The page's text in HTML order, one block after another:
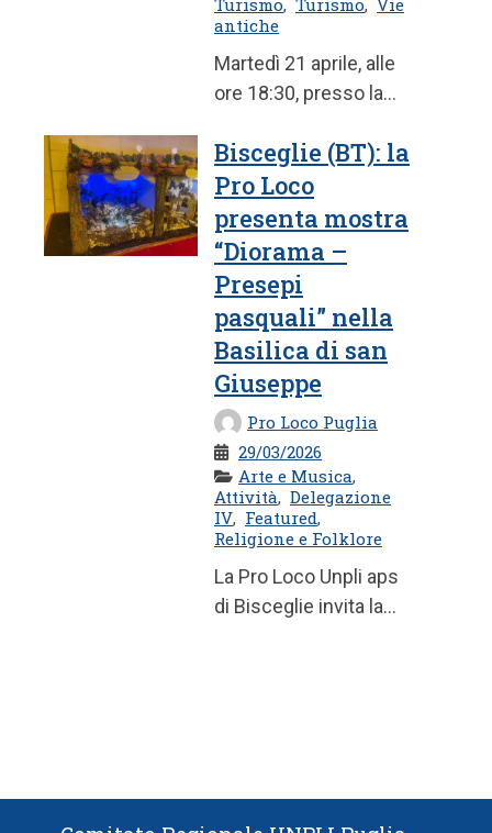
Turismo, Turismo, Vie
antiche
Martedì 21 aprile, alle
ore 18:30, presso la
presentazione di
nuove ...
Bisceglie (BT): la
Pro Loco
presenta mostra
“Diorama –
Presepi
pasquali” nella
Basilica di san
Giuseppe
Pro Loco Puglia
29/03/2026
Arte e Musica,
Attività, Delegazione
IV, Featured,
Religione e Folklore
La Pro Loco Unpli aps
di Bisceglie invita la